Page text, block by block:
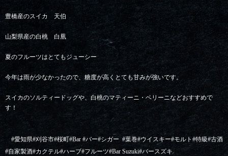
豊橋産のスイカ 天伯
山梨県産の白桃 白凰
夏のフルーツはとてもジューシー
今年は雨が少なかったので、糖度が高くとても甘みが強いです。
スイカのソルティードッグや、白桃のマティーニ・ベリーニなどおすすめで
す！
#愛知県#刈谷市#桜町#Bar #バー#シガー #葉巻#ウイスキー#モルト #特級#古酒
#自家製酒#カクテル#ハーブ#フルーツ#Bar Suzuki#バースズキ